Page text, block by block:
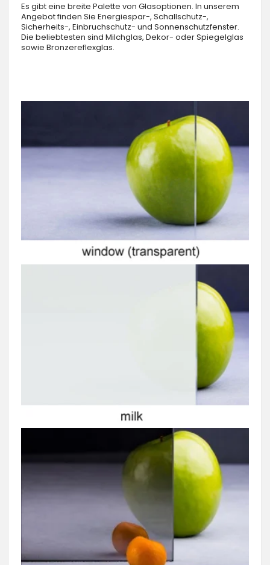
Es gibt eine breite Palette von Glasoptionen. In unserem
Angebot finden Sie Energiespar-, Schallschutz-,
Sicherheits-, Einbruchschutz- und Sonnenschutzfenster.
Die beliebtesten sind Milchglas, Dekor- oder Spiegelglas
sowie Bronzereflexglas.